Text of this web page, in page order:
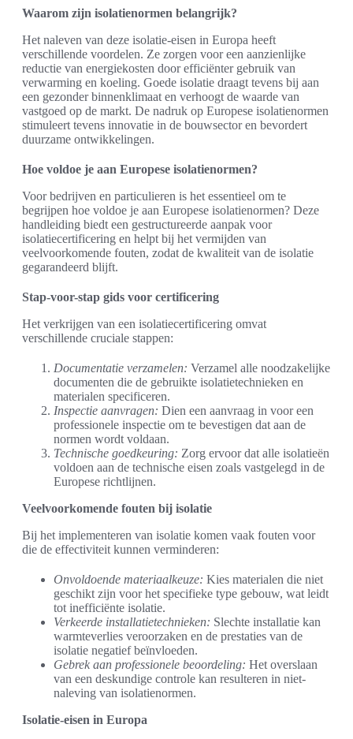
Waarom zijn isolatienormen belangrijk?
Het naleven van deze isolatie-eisen in Europa heeft
verschillende voordelen. Ze zorgen voor een aanzienlijke
reductie van energiekosten door efficiënter gebruik van
verwarming en koeling. Goede isolatie draagt tevens bij aan
een gezonder binnenklimaat en verhoogt de waarde van
vastgoed op de markt. De nadruk op Europese isolatienormen
stimuleert tevens innovatie in de bouwsector en bevordert
duurzame ontwikkelingen.
Hoe voldoe je aan Europese isolatienormen?
Voor bedrijven en particulieren is het essentieel om te
begrijpen hoe voldoe je aan Europese isolatienormen? Deze
handleiding biedt een gestructureerde aanpak voor
isolatiecertificering en helpt bij het vermijden van
veelvoorkomende fouten, zodat de kwaliteit van de isolatie
gegarandeerd blijft.
Stap-voor-stap gids voor certificering
Het verkrijgen van een isolatiecertificering omvat
verschillende cruciale stappen:
Documentatie verzamelen: Verzamel alle noodzakelijke
documenten die de gebruikte isolatietechnieken en
materialen specificeren.
Inspectie aanvragen: Dien een aanvraag in voor een
professionele inspectie om te bevestigen dat aan de
normen wordt voldaan.
Technische goedkeuring: Zorg ervoor dat alle isolatieën
voldoen aan de technische eisen zoals vastgelegd in de
Europese richtlijnen.
Veelvoorkomende fouten bij isolatie
Bij het implementeren van isolatie komen vaak fouten voor
die de effectiviteit kunnen verminderen:
Onvoldoende materiaalkeuze: Kies materialen die niet
geschikt zijn voor het specifieke type gebouw, wat leidt
tot inefficiënte isolatie.
Verkeerde installatietechnieken: Slechte installatie kan
warmteverlies veroorzaken en de prestaties van de
isolatie negatief beïnvloeden.
Gebrek aan professionele beoordeling: Het overslaan
van een deskundige controle kan resulteren in niet-
naleving van isolatienormen.
Isolatie-eisen in Europa